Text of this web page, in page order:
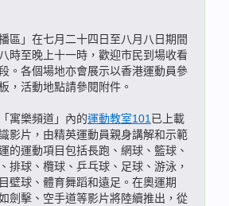
」在七月二十四日至八月八日期間
時至晚上十一時，歡迎市民到場收看
。各個場地亦會展示以香港運動員參
，活動地點請參閱附件。
樂頻道」內的運動教室101 已上載
影片，由精英運動員親身講解和示範
的運動項目包括長跑、網球、籃球、
排球、欖球、乒乓球、足球、游泳，
壁球、體育舞蹈和遠足。在奧運期
劍擊、空手道等影片將陸續推出，從